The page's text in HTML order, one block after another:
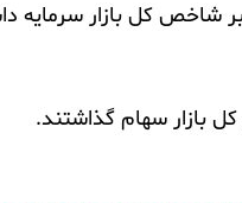
بر شاخص کل بازار سرمایه
بازار سهام گذاشتند.